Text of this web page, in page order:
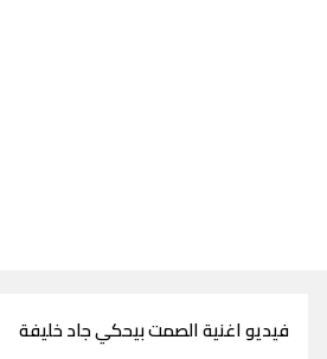
فيديو اغنية الصمت بيحكي جاد خليفة